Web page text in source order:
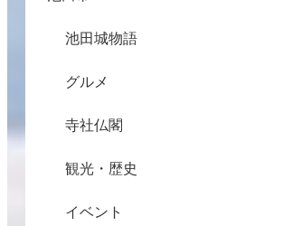
池田城物語
グルメ
寺社仏閣
観光・歴史
イベント